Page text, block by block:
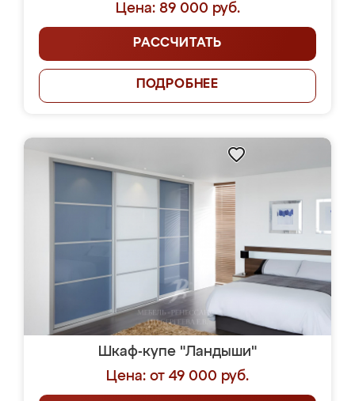
Цена: 89 000 руб.
РАССЧИТАТЬ
ПОДРОБНЕЕ
Шкаф-купе "Ландыши"
Цена: от 49 000 руб.